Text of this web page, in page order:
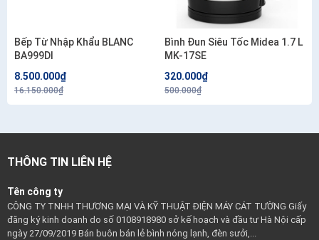
Bếp Từ Nhập Khẩu BLANC
BA999DI
8.500.000₫
16.150.000₫
Bình Đun Siêu Tốc Midea 1.7 L
MK-17SE
320.000₫
500.000₫
THÔNG TIN LIÊN HỆ
Tên công ty
CÔNG TY TNHH THƯƠNG MẠI VÀ KỸ THUẬT ĐIỆN MÁY CÁT TƯỜNG Giấy
đăng ký kinh doanh do số 0108918980 sở kế hoạch và đầu tư Hà Nội cấp
ngày 27/09/2019 Bán buôn bán lẻ bình nóng lạnh, đèn sưởi,...